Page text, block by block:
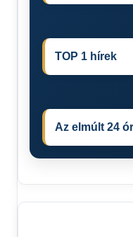
TOP 1 hírek
Az elmúlt 24